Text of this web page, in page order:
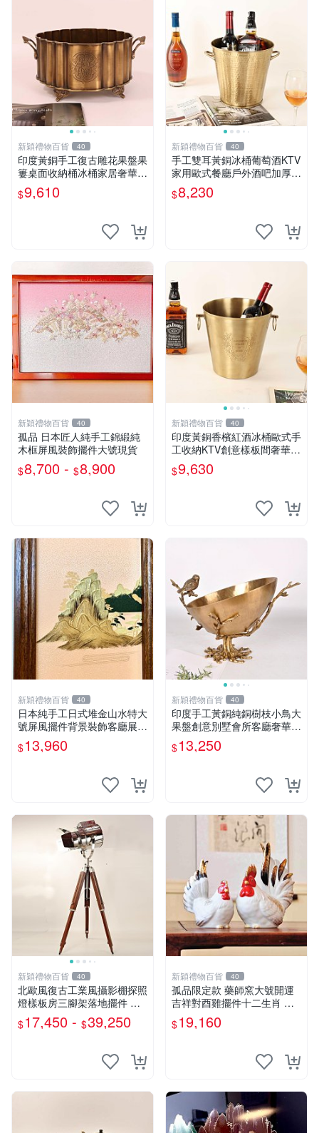
新穎禮物百貨 40
印度黃銅手工復古雕花果盤果
簍桌面收納桶冰桶家居奢華銅
制品
$9,610
新穎禮物百貨 40
手工雙耳黃銅冰桶葡萄酒KTV
家用歐式餐廳戶外酒吧加厚紅
酒冰塊桶
$8,230
新穎禮物百貨 40
孤品 日本匠人純手工錦緞純
木框屏風裝飾擺件大號現貨
$8,700 - $8,900
新穎禮物百貨 40
印度黃銅香檳紅酒冰桶歐式手
工收納KTV創意樣板間奢華加
厚
$9,630
新穎禮物百貨 40
日本純手工日式堆金山水特大
號屏風擺件背景裝飾客廳展示
用
$13,960
新穎禮物百貨 40
印度手工黃銅純銅樹枝小鳥大
果盤創意別墅會所客廳奢華擺
件
$13,250
新穎禮物百貨 40
北歐風復古工業風攝影棚探照
燈樣板房三腳架落地擺件 無
光源
$17,450 - $39,250
新穎禮物百貨 40
孤品限定款 藥師窯大號開運
吉祥對酉雞擺件十二生肖 木
盒
$19,160